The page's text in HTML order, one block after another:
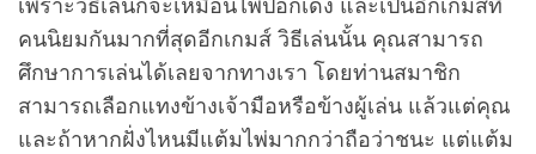
เพราะวิธีเล่นก็จะเหมือนไพ่ป๊อกเด้ง และเป็นอีกเกมส์ที่
คนนิยมกันมากที่สุดอีกเกมส์ วิธีเล่นนั้น คุณสามารถ
ศึกษาการเล่นได้เลยจากทางเรา โดยท่านสมาชิก
สามารถเลือกแทงข้างเจ้ามือหรือข้างผู้เล่น แล้วแต่คุณ
และถ้าหากฝั่งไหนมีแต้มไพ่มากกว่าถือว่าชนะ แต่แต้ม